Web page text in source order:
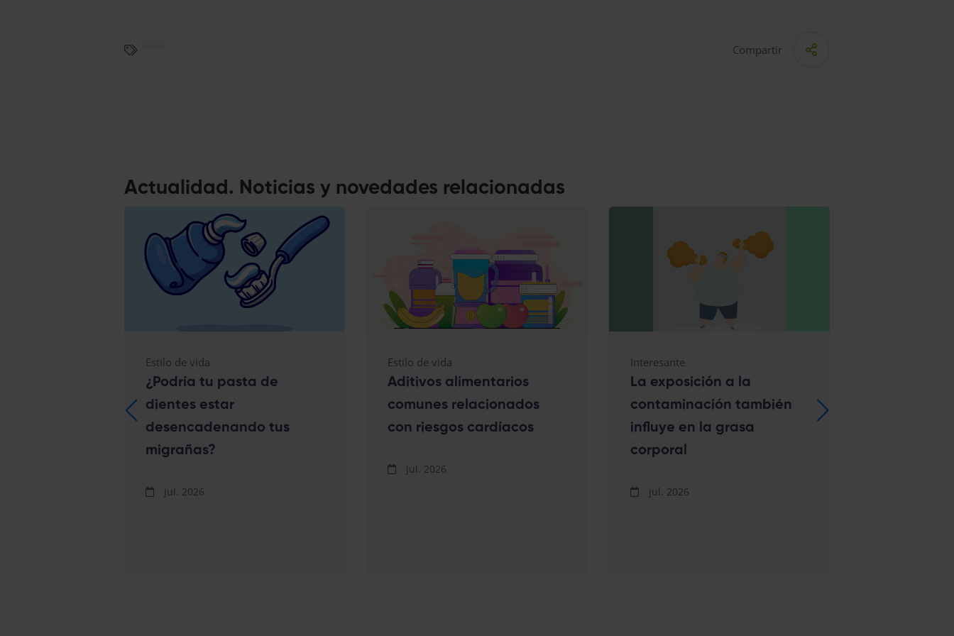
Compartir
Actualidad. Noticias y novedades relacionadas
Estilo de vida
¿Podría tu pasta de
dientes estar
desencadenando tus
migrañas?
jul. 2026
Estilo de vida
Aditivos alimentarios
comunes relacionados
con riesgos cardíacos
jul. 2026
Interesante
La exposición a la
contaminación también
influye en la grasa
corporal
jul. 2026